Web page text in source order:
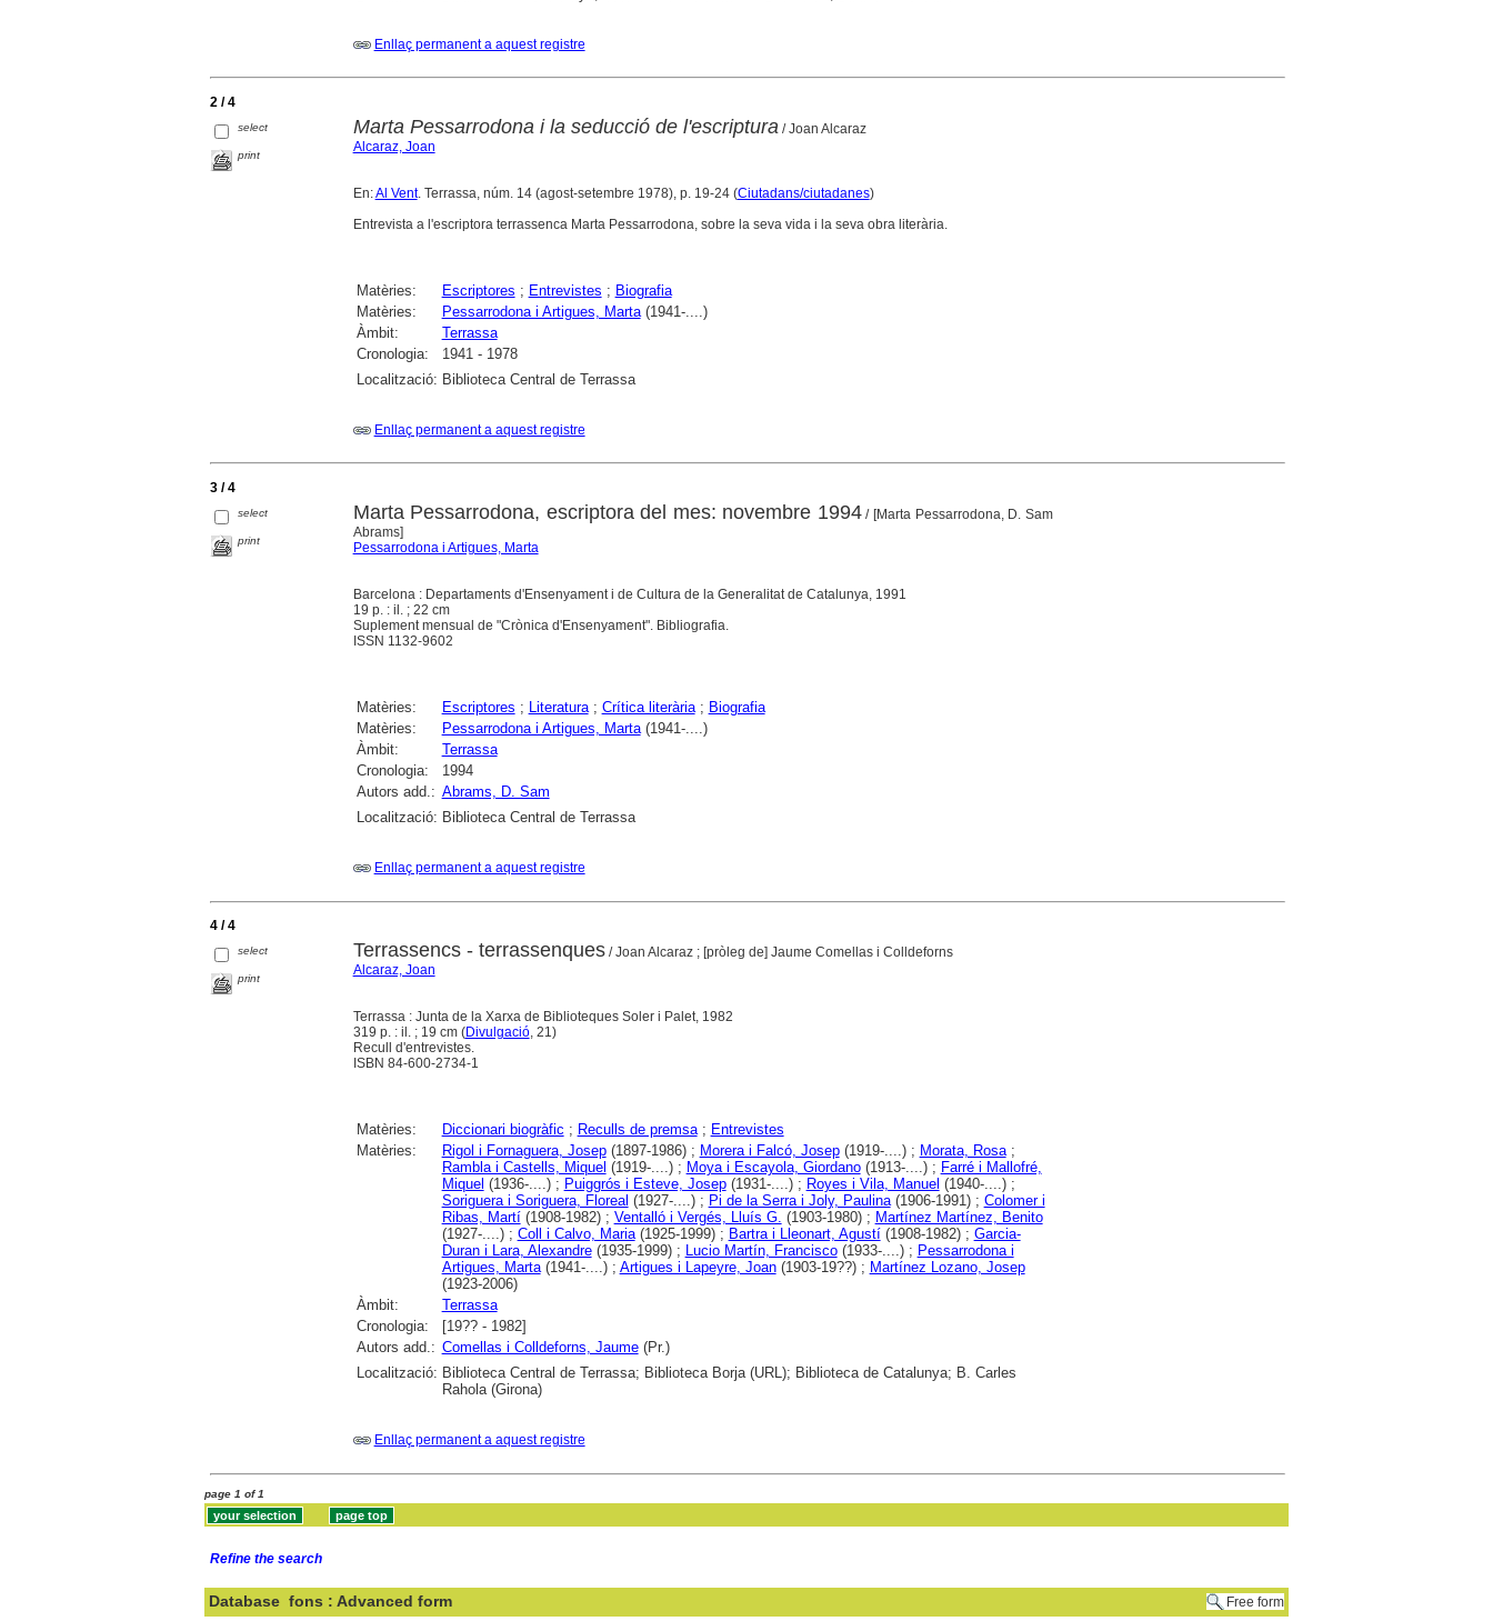
Enllaç permanent a aquest registre
2 / 4
select
print
Marta Pessarrodona i la seducció de l'escriptura/ Joan Alcaraz
Alcaraz, Joan
En:Al Vent. Terrassa, núm. 14 (agost-setembre 1978), p. 19-24 (Ciutadans/ciutadanes)
Entrevista a l'escriptora terrassenca Marta Pessarrodona, sobre la seva vida i la seva obra literària.
Matèries: Escriptores ; Entrevistes ; Biografia
Matèries:
Pessarrodona i Artigues, Marta(1941-....)
Àmbit:
Terrassa
Cronologia:
1941 - 1978
Localització: Biblioteca Central de Terrassa
Enllaç permanent a aquest registre
3 / 4
select
print
Marta Pessarrodona, escriptora del mes: novembre 1994/ [Marta Pessarrodona, D. Sam
Abrams]
Pessarrodona i Artigues, Marta
Barcelona : Departaments d'Ensenyament i de Cultura de la Generalitat de Catalunya, 1991
19 p. : il. ; 22 cm
Suplement mensual de "Crònica d'Ensenyament". Bibliografia.
ISSN 1132-9602
Matèries: Escriptores ; Literatura; Crítica literària; Biografia
Matèries:
Pessarrodona i Artigues, Marta(1941-....)
Àmbit:
Terrassa
Cronologia:
1994
Autors add.: Abrams, D. Sam
Localització: Biblioteca Central de Terrassa
Enllaç permanent a aquest registre
4 / 4
select
print
Terrassencs - terrassenques/ Joan Alcaraz ; [pròleg de] Jaume Comellas i Colldeforns
Alcaraz, Joan
Terrassa : Junta de la Xarxa de Biblioteques Soler i Palet, 1982
319 p. : il. ; 19 cm (Divulgació, 21)
Recull d'entrevistes.
ISBN 84-600-2734-1
Matèries: Diccionari biogràfic ; Reculls de premsa; Entrevistes
Matèries:
Rigol i Fornaguera, Josep(1897-1986) ; Morera i Falcó, Josep(1919-....) ; Morata, Rosa;
Rambla i Castells, Miquel (1919-....) ; Moya i Escayola, Giordano(1913-....) ; Farré i Mallofré,
Miquel (1936-....) ; Puiggrós i Esteve, Josep(1931-....) ; Royes i Vila, Manuel (1940-....) ;
Soriguera i Soriguera, Floreal (1927-....) ; Pi de la Serra i Joly, Paulina(1906-1991) ; Colomer i
Ribas, Martí(1908-1982) ; Ventalló i Vergés, Lluís G. (1903-1980) ; Martínez Martínez, Benito
(1927-....) ; Coll i Calvo, Maria(1925-1999) ; Bartra i Lleonart, Agustí(1908-1982) ; Garcia-
Duran i Lara, Alexandre(1935-1999) ; Lucio Martín, Francisco(1933-....) ; Pessarrodona i
Artigues, Marta(1941-....) ; Artigues i Lapeyre, Joan(1903-19??) ; Martínez Lozano, Josep
(1923-2006)
Àmbit:
Terrassa
Cronologia:
[19?? - 1982]
Autors add.: Comellas i Colldeforns, Jaume(Pr.)
Localització: Biblioteca Central de Terrassa; Biblioteca Borja (URL); Biblioteca de Catalunya; B. Carles
Rahola (Girona)
Enllaç permanent a aquest registre
page 1 of 1
Refine the search
Database fons : Advanced form Free form